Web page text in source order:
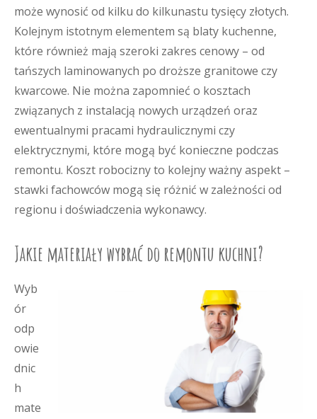
może wynosić od kilku do kilkunastu tysięcy złotych.
Kolejnym istotnym elementem są blaty kuchenne,
które również mają szeroki zakres cenowy – od
tańszych laminowanych po droższe granitowe czy
kwarcowe. Nie można zapomnieć o kosztach
związanych z instalacją nowych urządzeń oraz
ewentualnymi pracami hydraulicznymi czy
elektrycznymi, które mogą być konieczne podczas
remontu. Koszt robocizny to kolejny ważny aspekt –
stawki fachowców mogą się różnić w zależności od
regionu i doświadczenia wykonawcy.
Jakie materiały wybrać do remontu kuchni?
Wyb
ór
odp
owie
dnic
h
mate